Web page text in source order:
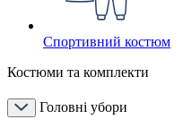
Спортивний костюм
Костюми та комплекти
Головні убори